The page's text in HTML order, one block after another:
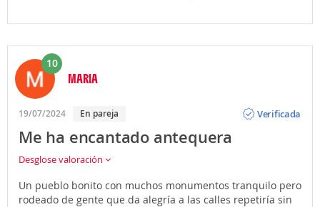
10
MARIA
19/07/2024 En pareja
Verificada
Me ha encantado antequera
Desglose valoración
Un pueblo bonito con muchos monumentos tranquilo pero
rodeado de gente que da alegría a las calles repetiría sin